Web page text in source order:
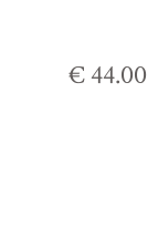
€ 44.00